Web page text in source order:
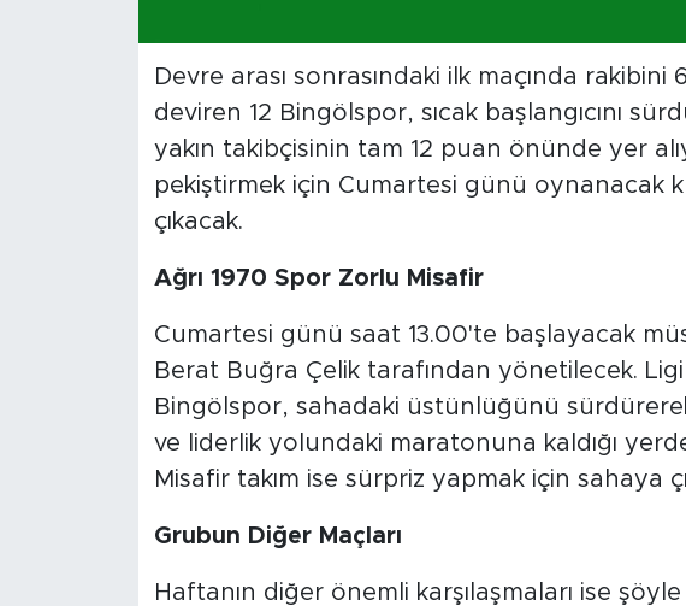
Devre arası sonrasındaki ilk maçında rakibini
deviren 12 Bingölspor, sıcak başlangıcını
yakın takibçisinin tam 12 puan önünde yer
pekiştirmek için Cumartesi günü oynanacak
çıkacak.
Ağrı 1970 Spor Zorlu Misafir
Cumartesi günü saat 13.00'te başlayacak
Berat Buğra Çelik tarafından yönetilecek.
Bingölspor, sahadaki üstünlüğünü
ve liderlik yolundaki maratonuna kaldığı
Misafir takım ise sürpriz yapmak için sahaya
Grubun Diğer Maçları
Haftanın diğer önemli karşılaşmaları ise şöyle
Bingöl Kaza Haberleri